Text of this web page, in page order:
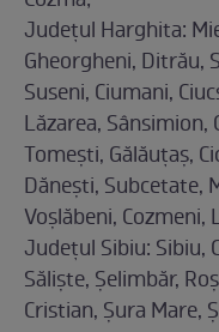
Județul Harghita:
Gheorgheni, Ditrău,
Suseni, Ciumani,
Lăzarea, Sânsimion,
Tomești, Gălăuțaș,
Dănești, Subcetate,
Voșlăbeni, Cozmeni,
Județul Sibiu: Sibiu,
Săliște, Șelimbăr,
Cristian, Șura Mare,